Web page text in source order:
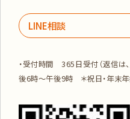
LINE相談
・受付時間 365日受付（返信は
後6時～午後9時 ＊祝日・年末年始